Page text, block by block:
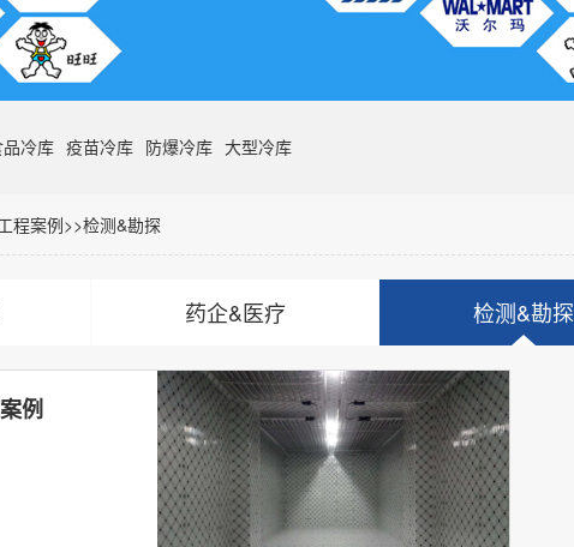
冷库 疫苗冷库 防爆冷库 大型冷库
程案例>>检测&勘探
药企&医疗 检测&勘探
例